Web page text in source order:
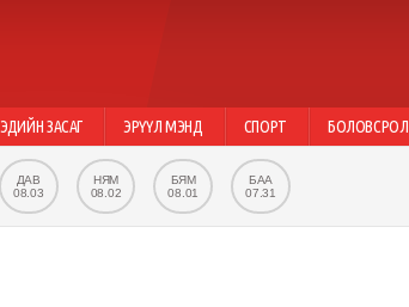
ЭДИЙН ЗАСАГ ЭРҮҮЛ МЭНД СПОРТ БОЛОВСРОЛ
ДАВ
08.03
НЯМ
08.02
БЯМ
08.01
БАА
07.31